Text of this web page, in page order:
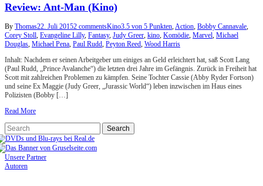
Review: Ant-Man (Kino)
By Thomas22. Juli 20152 commentsKino3.5 von 5 Punkten Action Bobby Cannavale
Corey Stoll Evangeline Lilly, Fantasy, Judy Greer kino Komödie Marvel Michael
Douglas Michael Pena Paul Rudd Peyton Reed Wood Harris
Inhalt: Nachdem er seinen Arbeitgeber um einiges an Geld erleichtert hat, saß Scott Lang
(Paul Rudd, „Prince Avalanche“) die letzten drei Jahre im Gefängnis. Zurück in Freiheit hat
Scott mit zahlreichen Problemen zu kämpfen. Seine Tochter Cassie (Abby Ryder Fortson)
und seine Ex Maggie (Judy Greer, „Jurassic World“) leben inzwischen im Haus eines
Polizisten (Bobby […]
Read More
Unsere Partner
Autoren